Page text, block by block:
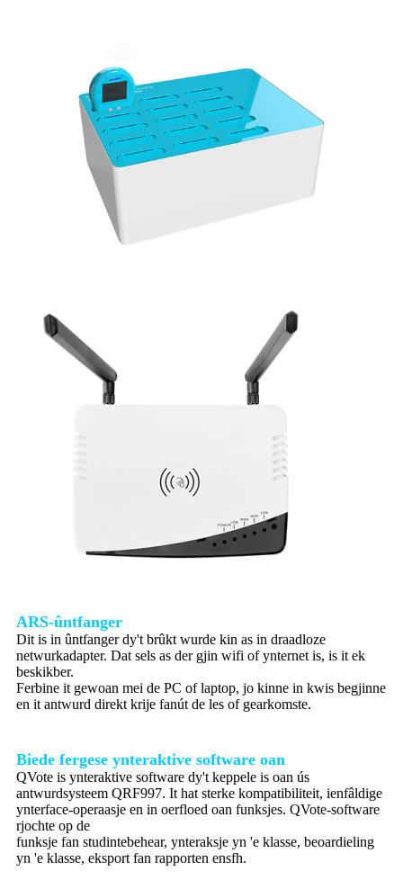
ARS-ûntfanger
Dit is in ûntfanger dy't brûkt wurde kin as in draadloze
netwurkadapter. Dat sels as der gjin wifi of ynternet is, is it ek
beskikber.
Ferbine it gewoan mei de PC of laptop, jo kinne in kwis begjinne
en it antwurd direkt krije fanút de les of gearkomste.
Biede fergese ynteraktive software oan
QVote is ynteraktive software dy't keppele is oan ús
antwurdsysteem QRF997. It hat sterke kompatibiliteit, ienfâldige
ynterface-operaasje en in oerfloed oan funksjes. QVote-software
rjochte op de
funksje fan studintebehear, ynteraksje yn 'e klasse, beoardieling
yn 'e klasse, eksport fan rapporten ensfh.